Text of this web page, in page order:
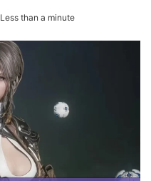
Less than a minute